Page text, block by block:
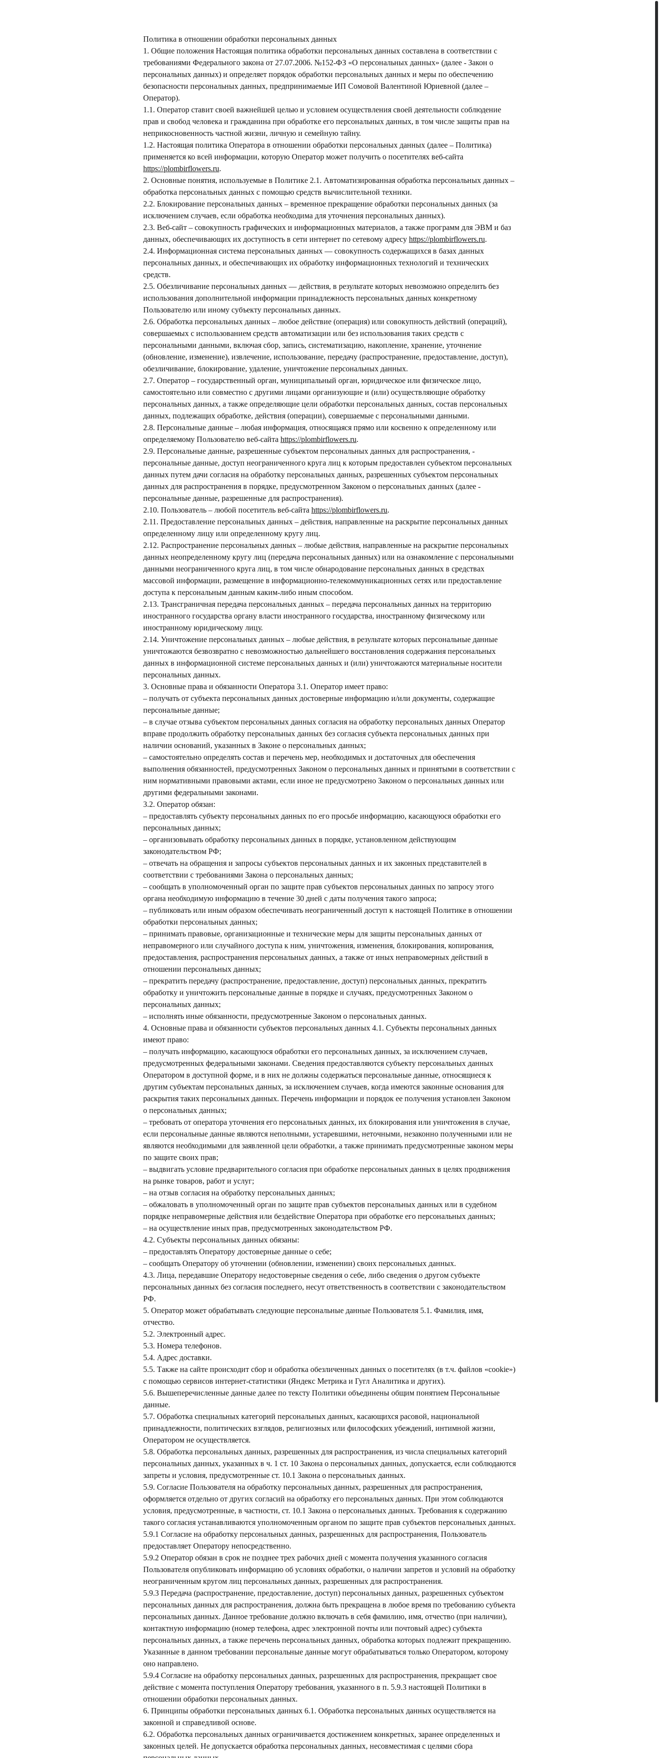
Политика в отношении обработки персональных данных
1. Общие положения Настоящая политика обработки персональных данных составлена в соответствии с
требованиями Федерального закона от 27.07.2006. №152-ФЗ «О персональных данных» (далее - Закон о
персональных данных) и определяет порядок обработки персональных данных и меры по обеспечению
безопасности персональных данных, предпринимаемые ИП Сомовой Валентиной Юриевной (далее –
Оператор).
1.1. Оператор ставит своей важнейшей целью и условием осуществления своей деятельности соблюдение
прав и свобод человека и гражданина при обработке его персональных данных, в том числе защиты прав на
неприкосновенность частной жизни, личную и семейную тайну.
1.2. Настоящая политика Оператора в отношении обработки персональных данных (далее – Политика)
применяется ко всей информации, которую Оператор может получить о посетителях веб-сайта
https://plombirflowers.ru.
2. Основные понятия, используемые в Политике 2.1. Автоматизированная обработка персональных данных –
обработка персональных данных с помощью средств вычислительной техники.
2.2. Блокирование персональных данных – временное прекращение обработки персональных данных (за
исключением случаев, если обработка необходима для уточнения персональных данных).
2.3. Веб-сайт – совокупность графических и информационных материалов, а также программ для ЭВМ и баз
данных, обеспечивающих их доступность в сети интернет по сетевому адресу https://plombirflowers.ru.
2.4. Информационная система персональных данных — совокупность содержащихся в базах данных
персональных данных, и обеспечивающих их обработку информационных технологий и технических
средств.
2.5. Обезличивание персональных данных — действия, в результате которых невозможно определить без
использования дополнительной информации принадлежность персональных данных конкретному
Пользователю или иному субъекту персональных данных.
2.6. Обработка персональных данных – любое действие (операция) или совокупность действий (операций),
совершаемых с использованием средств автоматизации или без использования таких средств с
персональными данными, включая сбор, запись, систематизацию, накопление, хранение, уточнение
(обновление, изменение), извлечение, использование, передачу (распространение, предоставление, доступ),
обезличивание, блокирование, удаление, уничтожение персональных данных.
2.7. Оператор – государственный орган, муниципальный орган, юридическое или физическое лицо,
самостоятельно или совместно с другими лицами организующие и (или) осуществляющие обработку
персональных данных, а также определяющие цели обработки персональных данных, состав персональных
данных, подлежащих обработке, действия (операции), совершаемые с персональными данными.
2.8. Персональные данные – любая информация, относящаяся прямо или косвенно к определенному или
определяемому Пользователю веб-сайта https://plombirflowers.ru.
2.9. Персональные данные, разрешенные субъектом персональных данных для распространения, -
персональные данные, доступ неограниченного круга лиц к которым предоставлен субъектом персональных
данных путем дачи согласия на обработку персональных данных, разрешенных субъектом персональных
данных для распространения в порядке, предусмотренном Законом о персональных данных (далее -
персональные данные, разрешенные для распространения).
2.10. Пользователь – любой посетитель веб-сайта https://plombirflowers.ru.
2.11. Предоставление персональных данных – действия, направленные на раскрытие персональных данных
определенному лицу или определенному кругу лиц.
2.12. Распространение персональных данных – любые действия, направленные на раскрытие персональных
данных неопределенному кругу лиц (передача персональных данных) или на ознакомление с персональными
данными неограниченного круга лиц, в том числе обнародование персональных данных в средствах
массовой информации, размещение в информационно-телекоммуникационных сетях или предоставление
доступа к персональным данным каким-либо иным способом.
2.13. Трансграничная передача персональных данных – передача персональных данных на территорию
иностранного государства органу власти иностранного государства, иностранному физическому или
иностранному юридическому лицу.
2.14. Уничтожение персональных данных – любые действия, в результате которых персональные данные
уничтожаются безвозвратно с невозможностью дальнейшего восстановления содержания персональных
данных в информационной системе персональных данных и (или) уничтожаются материальные носители
персональных данных.
3. Основные права и обязанности Оператора 3.1. Оператор имеет право:
– получать от субъекта персональных данных достоверные информацию и/или документы, содержащие
персональные данные;
– в случае отзыва субъектом персональных данных согласия на обработку персональных данных Оператор
вправе продолжить обработку персональных данных без согласия субъекта персональных данных при
наличии оснований, указанных в Законе о персональных данных;
– самостоятельно определять состав и перечень мер, необходимых и достаточных для обеспечения
выполнения обязанностей, предусмотренных Законом о персональных данных и принятыми в соответствии с
ним нормативными правовыми актами, если иное не предусмотрено Законом о персональных данных или
другими федеральными законами.
3.2. Оператор обязан:
– предоставлять субъекту персональных данных по его просьбе информацию, касающуюся обработки его
персональных данных;
– организовывать обработку персональных данных в порядке, установленном действующим
законодательством РФ;
– отвечать на обращения и запросы субъектов персональных данных и их законных представителей в
соответствии с требованиями Закона о персональных данных;
– сообщать в уполномоченный орган по защите прав субъектов персональных данных по запросу этого
органа необходимую информацию в течение 30 дней с даты получения такого запроса;
– публиковать или иным образом обеспечивать неограниченный доступ к настоящей Политике в отношении
обработки персональных данных;
– принимать правовые, организационные и технические меры для защиты персональных данных от
неправомерного или случайного доступа к ним, уничтожения, изменения, блокирования, копирования,
предоставления, распространения персональных данных, а также от иных неправомерных действий в
отношении персональных данных;
– прекратить передачу (распространение, предоставление, доступ) персональных данных, прекратить
обработку и уничтожить персональные данные в порядке и случаях, предусмотренных Законом о
персональных данных;
– исполнять иные обязанности, предусмотренные Законом о персональных данных.
4. Основные права и обязанности субъектов персональных данных 4.1. Субъекты персональных данных
имеют право:
– получать информацию, касающуюся обработки его персональных данных, за исключением случаев,
предусмотренных федеральными законами. Сведения предоставляются субъекту персональных данных
Оператором в доступной форме, и в них не должны содержаться персональные данные, относящиеся к
другим субъектам персональных данных, за исключением случаев, когда имеются законные основания для
раскрытия таких персональных данных. Перечень информации и порядок ее получения установлен Законом
о персональных данных;
– требовать от оператора уточнения его персональных данных, их блокирования или уничтожения в случае,
если персональные данные являются неполными, устаревшими, неточными, незаконно полученными или не
являются необходимыми для заявленной цели обработки, а также принимать предусмотренные законом меры
по защите своих прав;
– выдвигать условие предварительного согласия при обработке персональных данных в целях продвижения
на рынке товаров, работ и услуг;
– на отзыв согласия на обработку персональных данных;
– обжаловать в уполномоченный орган по защите прав субъектов персональных данных или в судебном
порядке неправомерные действия или бездействие Оператора при обработке его персональных данных;
– на осуществление иных прав, предусмотренных законодательством РФ.
4.2. Субъекты персональных данных обязаны:
– предоставлять Оператору достоверные данные о себе;
– сообщать Оператору об уточнении (обновлении, изменении) своих персональных данных.
4.3. Лица, передавшие Оператору недостоверные сведения о себе, либо сведения о другом субъекте
персональных данных без согласия последнего, несут ответственность в соответствии с законодательством
РФ.
5. Оператор может обрабатывать следующие персональные данные Пользователя 5.1. Фамилия, имя,
отчество.
5.2. Электронный адрес.
5.3. Номера телефонов.
5.4. Адрес доставки.
5.5. Также на сайте происходит сбор и обработка обезличенных данных о посетителях (в т.ч. файлов «cookie»)
с помощью сервисов интернет-статистики (Яндекс Метрика и Гугл Аналитика и других).
5.6. Вышеперечисленные данные далее по тексту Политики объединены общим понятием Персональные
данные.
5.7. Обработка специальных категорий персональных данных, касающихся расовой, национальной
принадлежности, политических взглядов, религиозных или философских убеждений, интимной жизни,
Оператором не осуществляется.
5.8. Обработка персональных данных, разрешенных для распространения, из числа специальных категорий
персональных данных, указанных в ч. 1 ст. 10 Закона о персональных данных, допускается, если соблюдаются
запреты и условия, предусмотренные ст. 10.1 Закона о персональных данных.
5.9. Согласие Пользователя на обработку персональных данных, разрешенных для распространения,
оформляется отдельно от других согласий на обработку его персональных данных. При этом соблюдаются
условия, предусмотренные, в частности, ст. 10.1 Закона о персональных данных. Требования к содержанию
такого согласия устанавливаются уполномоченным органом по защите прав субъектов персональных данных.
5.9.1 Согласие на обработку персональных данных, разрешенных для распространения, Пользователь
предоставляет Оператору непосредственно.
5.9.2 Оператор обязан в срок не позднее трех рабочих дней с момента получения указанного согласия
Пользователя опубликовать информацию об условиях обработки, о наличии запретов и условий на обработку
неограниченным кругом лиц персональных данных, разрешенных для распространения.
5.9.3 Передача (распространение, предоставление, доступ) персональных данных, разрешенных субъектом
персональных данных для распространения, должна быть прекращена в любое время по требованию субъекта
персональных данных. Данное требование должно включать в себя фамилию, имя, отчество (при наличии),
контактную информацию (номер телефона, адрес электронной почты или почтовый адрес) субъекта
персональных данных, а также перечень персональных данных, обработка которых подлежит прекращению.
Указанные в данном требовании персональные данные могут обрабатываться только Оператором, которому
оно направлено.
5.9.4 Согласие на обработку персональных данных, разрешенных для распространения, прекращает свое
действие с момента поступления Оператору требования, указанного в п. 5.9.3 настоящей Политики в
отношении обработки персональных данных.
6. Принципы обработки персональных данных 6.1. Обработка персональных данных осуществляется на
законной и справедливой основе.
6.2. Обработка персональных данных ограничивается достижением конкретных, заранее определенных и
законных целей. Не допускается обработка персональных данных, несовместимая с целями сбора